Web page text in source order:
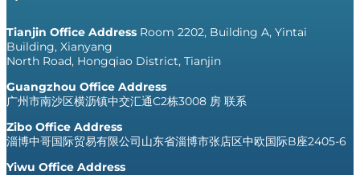
Tianjin Office Address Room 2202, Building A, Yintai
Building, Xianyang
North Road, Hongqiao District, Tianjin
Guangzhou Office Address
广州市南沙区横沥镇中交汇通C2栋3008 房 联系
Zibo Office Address
淄博中哥国际贸易有限公司山东省淄博市张店区中欧国际B座2405-6
Yiwu Office Address